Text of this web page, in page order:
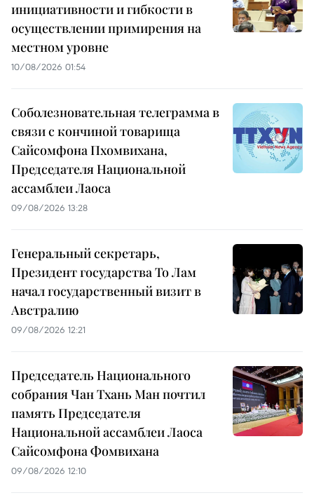
инициативности и гибкости в
осуществлении примирения на
местном уровне
10/08/2026 01:54
Соболезновательная телеграмма в
связи с кончиной товарища
Сайсомфона Пхомвихана,
Председателя Национальной
ассамблеи Лаоса
09/08/2026 13:28
Генеральный секретарь,
Президент государства То Лам
начал государственный визит в
Австралию
09/08/2026 12:21
Председатель Национального
собрания Чан Тхань Ман почтил
память Председателя
Национальной ассамблеи Лаоса
Сайсомфона Фомвихана
09/08/2026 12:10